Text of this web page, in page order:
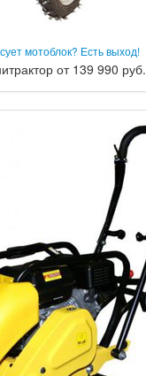
мотоблок? Есть выход!
от 139 990 руб.